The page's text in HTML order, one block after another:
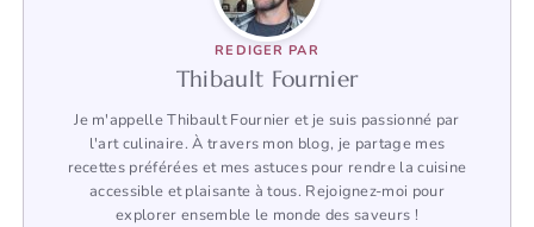
REDIGER PAR
Thibault Fournier
Je m'appelle Thibault Fournier et je suis passionné par
l'art culinaire. À travers mon blog, je partage mes
recettes préférées et mes astuces pour rendre la cuisine
accessible et plaisante à tous. Rejoignez-moi pour
explorer ensemble le monde des saveurs !